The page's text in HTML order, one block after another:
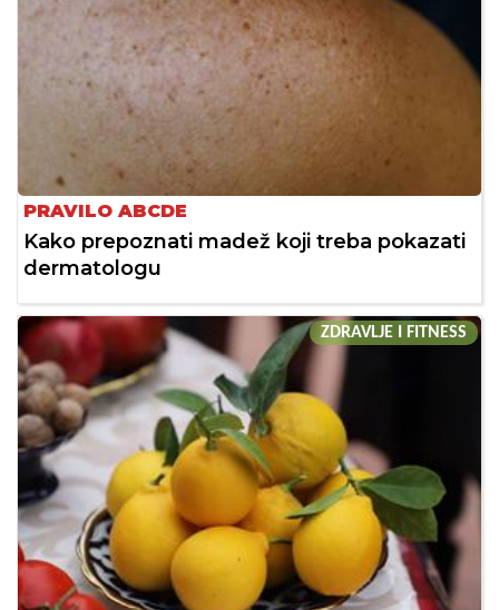
PRAVILO ABCDE
Kako prepoznati madež koji treba pokazati
dermatologu
ZDRAVLJE I FITNESS